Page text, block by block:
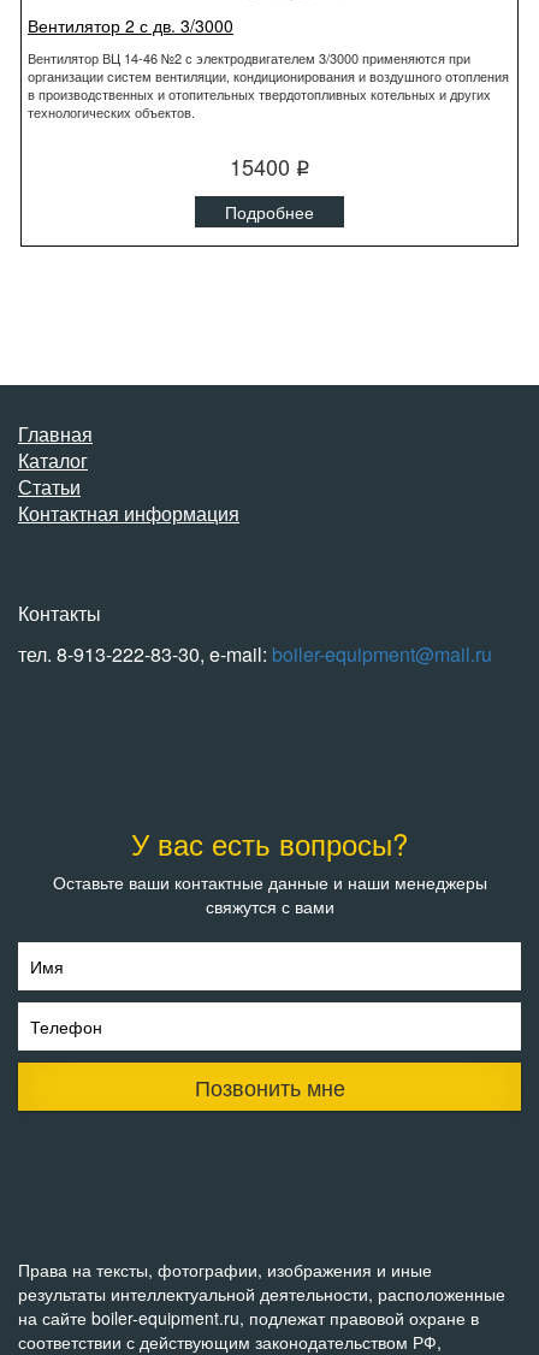
Вентилятор 2 с дв. 3/3000
Вентилятор ВЦ 14-46 №2 с электродвигателем 3/3000 применяются при
организации систем вентиляции, кондиционирования и воздушного отопления
в производственных и отопительных твердотопливных котельных и других
технологических объектов.
15400 q
Подробнее
Главная
Каталог
Статьи
Контактная информация
Контакты
тел. 8-913-222-83-30, e-mail: boiler-equipment@mail.ru
У вас есть вопросы?
Оставьте ваши контактные данные и наши менеджеры
свяжутся с вами
Имя
Телефон
Позвонить мне
Права на тексты, фотографии, изображения и иные
результаты интеллектуальной деятельности, расположенные
на сайте boiler-equipment.ru, подлежат правовой охране в
соответствии с действующим законодательством РФ,